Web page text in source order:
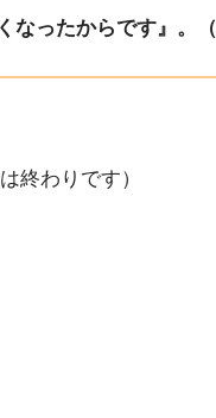
ったからです』。
終わりです）